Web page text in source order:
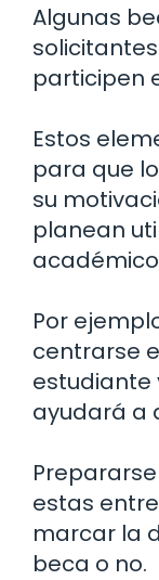
Algunas
participen
Estos
para que
su
planean
Por
centrarse
estudiante
ayudará a
estas
marcar la
beca o no.